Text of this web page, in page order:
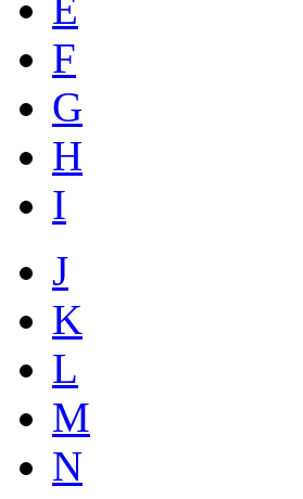
F
G
H
I
J
K
L
M
N